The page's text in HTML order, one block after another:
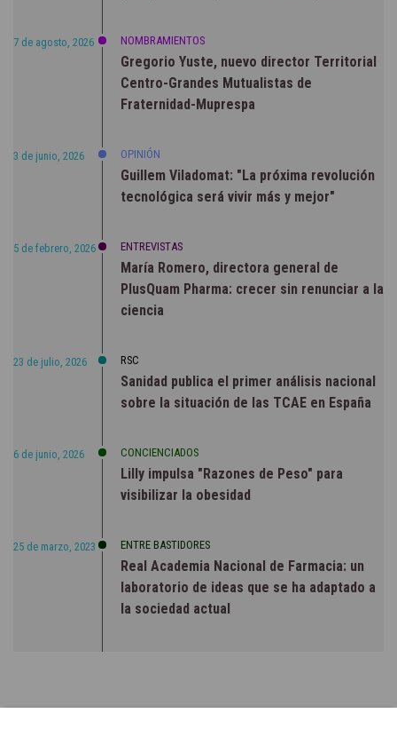
7 de agosto, 2026 NOMBRAMIENTOS
Gregorio Yuste, nuevo director Territorial
Centro-Grandes Mutualistas de
Fraternidad-Muprespa
3 de junio, 2026 OPINIÓN
Guillem Viladomat: "La próxima revolución
tecnológica será vivir más y mejor"
5 de febrero, 2026 ENTREVISTAS
María Romero, directora general de
PlusQuam Pharma: crecer sin renunciar a la
ciencia
23 de julio, 2026 RSC
Sanidad publica el primer análisis nacional
sobre la situación de las TCAE en España
6 de junio, 2026 CONCIENCIADOS
Lilly impulsa "Razones de Peso" para
visibilizar la obesidad
25 de marzo, 2023 ENTRE BASTIDORES
Real Academia Nacional de Farmacia: un
laboratorio de ideas que se ha adaptado a
la sociedad actual